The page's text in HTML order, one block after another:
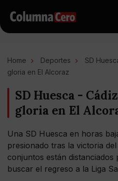
Home Deportes
SD
gloria en El Alcoraz
SD Huesca -
gloria en El
Una SD Huesca en horas
presionado tras la victoria
conjuntos están
buscar el regreso a la Liga